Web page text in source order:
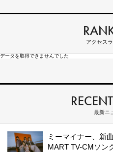
アクセス
データを取得できませんでした
最新ニ
ミーマイナー、新
MART TV-CMソン